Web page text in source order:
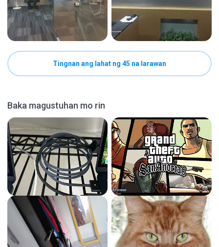
Tingnan ang lahat ng 45 na larawan
Baka magustuhan mo rin